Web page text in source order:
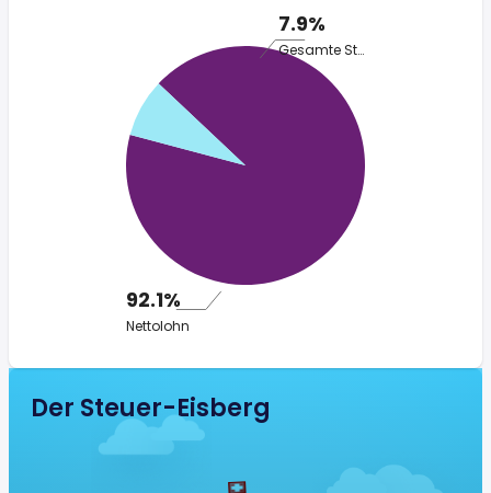
7.9%
Gesamte Steuer
92.1%
Nettolohn
Der Steuer-Eisberg